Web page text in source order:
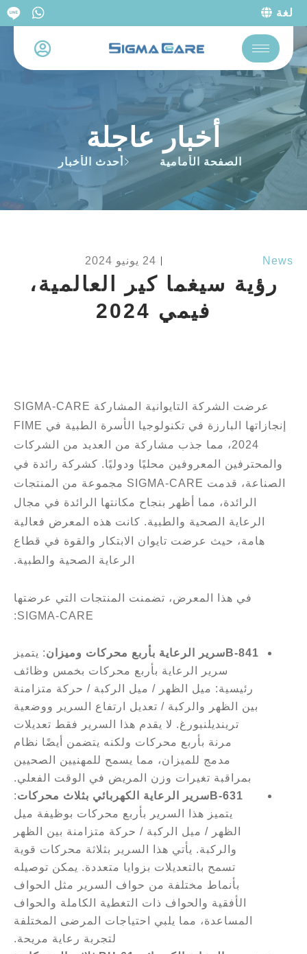
لغة
أخبار عاجلة
الصفحة الأمامية أحدث الأخبار
News
︳ 24 يونيو 2024
رؤية سيغما كير العالمية،
فيمي 2024
عرضت الشركة التايوانية المشاركة SIGMA-CARE
إنجازاتها البارزة في تكنولوجيا الأسرة الطبية في FIME
2024، مما جذب مشاركة من العديد من الشركات
والمحترفين المعروفين محليًا ودوليًا. كشركة رائدة في
الصناعة، قدمت SIGMA-CARE مجموعة من المنتجات
الرائدة، مما أظهر بنجاح مكانتها الرائدة في مجال
الرعاية الصحية والطبية. كانت هذه المعرض فعالية
هامة، حيث عرضت تايوان الابتكار والقوة في قطاع
الرعاية الصحية والطبية.
في هذا المعرض، تضمنت المنتجات التي عرضتها
SIGMA-CARE:
B-841 سرير الرعاية بأربع محركات وميزان: يتميز
سرير الرعاية بأربع محركات بخمس وظائف
رئيسية: ميل الظهر / ميل الركبة / حركة متزامنة
بين الظهر والركبة / تعديل ارتفاع السرير ووضعية
ترينديلنبورغ. لا يقدم هذا السرير فقط تعديلات
مرنة بأربع محركات ولكنه يتضمن أيضًا نظام
مدمج للميزان، مما يسمح للمهنيين الصحيين
بمراقبة تغيرات وزن المريض في الوقت الفعلي.
B-631 سرير الرعاية الكهربائي بثلاث محركات:
يتميز هذا السرير بأربع محركات بوظيفة ميل
الظهر / ميل الركبة / حركة متزامنة بين الظهر
والركبة. يأتي هذا السرير بثلاثة محركات قوية
تسمح بالتعديلات بزوايا متعددة. يمكن توصيله
بأنماط مختلفة من حواف السرير مثل الحواف
الأفقية والحواف ذات التغطية الكاملة والحواف
المساعدة، مما يلبي احتياجات المرضى المختلفة
لتجربة رعاية مريحة.